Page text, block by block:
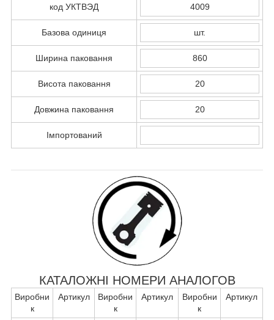
код УКТВЭД 4009
Базова одиниця шт.
Ширина паковання 860
Висота паковання 20
Довжина паковання 20
Імпортований
КАТАЛОЖНІ НОМЕРИ АНАЛОГОВ
Виробни
к
Артикул
Виробни
к
Артикул
Виробни
к
Артикул